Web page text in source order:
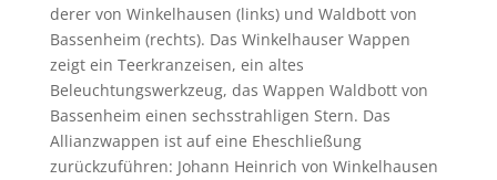
derer von Winkelhausen (links) und Waldbott von
Bassenheim (rechts). Das Winkelhauser Wappen
zeigt ein Teerkranzeisen, ein altes
Beleuchtungswerkzeug, das Wappen Waldbott von
Bassenheim einen sechsstrahligen Stern. Das
Allianzwappen ist auf eine Eheschließung
zurückzuführen: Johann Heinrich von Winkelhausen